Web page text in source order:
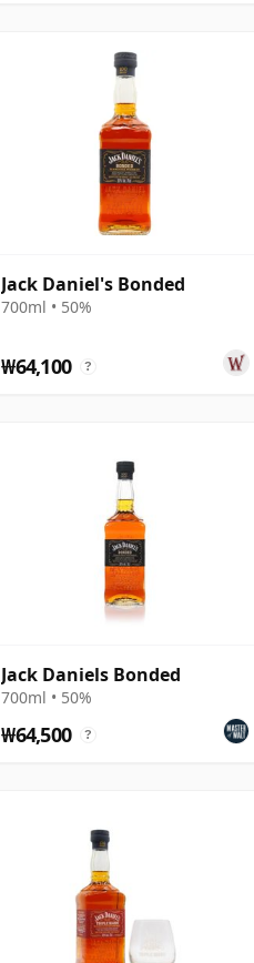
Jack Daniel's Bonded
700ml • 50%
₩64,100 ?
Jack Daniels Bonded
700ml • 50%
₩64,500 ?